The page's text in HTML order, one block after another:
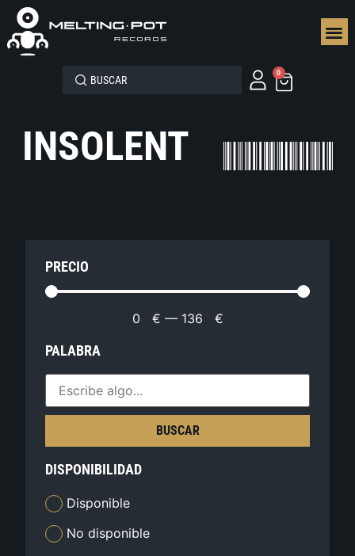
0
INSOLENT
PRECIO
0 € — 136 €
PALABRA
BUSCAR
DISPONIBILIDAD
Disponible
No disponible